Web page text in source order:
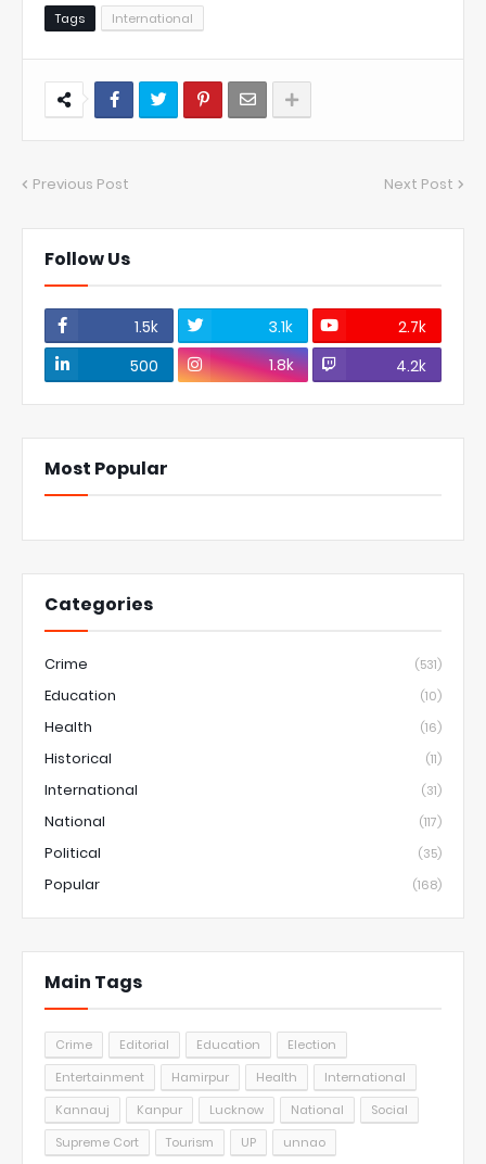
Tags International
Previous Post Next Post
Follow Us
1.5k 3.1k
2.7k
500
1.8k 4.2k
Most Popular
Categories
Crime (531)
Education (10)
Health (16)
Historical (11)
International (31)
National (117)
Political (35)
Popular (168)
Main Tags
Crime Editorial Education
Election
Entertainment
Hamirpur Health
International
Kannauj
Kanpur Lucknow National
Social
Supreme Cort
Tourism UP unnao